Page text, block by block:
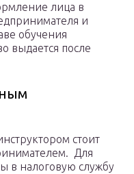
лица в
и
обучения
выдается после
стоит
Для
в налоговую службу